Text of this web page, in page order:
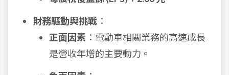
財務驅動與挑戰 ：
正面因素 ：電動車相關業務的高速成長
是營收年增的主要動力。